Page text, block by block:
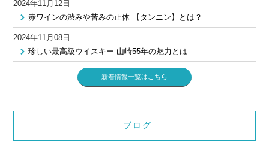
2024年11月12日
赤ワインの渋みや苦みの正体 【タンニン】とは？
2024年11月08日
珍しい最高級ウイスキー 山崎55年の魅力とは
新着情報一覧はこちら
ブログ